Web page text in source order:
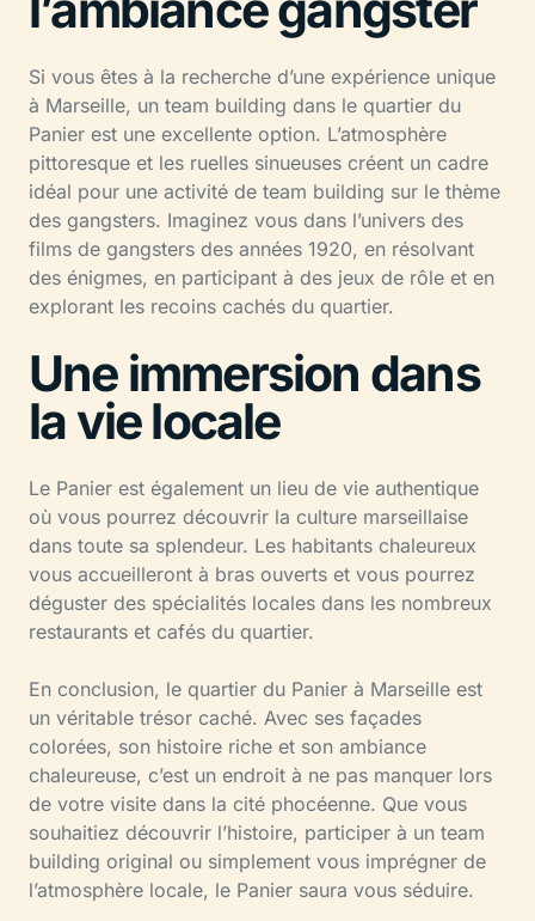
Si vous êtes à la recherche d’une expérience unique
à Marseille, un team building dans le quartier du
Panier est une excellente option. L’atmosphère
pittoresque et les ruelles sinueuses créent un cadre
idéal pour une activité de team building sur le thème
des gangsters. Imaginez vous dans l’univers des
films de gangsters des années 1920, en résolvant
des énigmes, en participant à des jeux de rôle et en
explorant les recoins cachés du quartier.
Une immersion dans
la vie locale
Le Panier est également un lieu de vie authentique
où vous pourrez découvrir la culture marseillaise
dans toute sa splendeur. Les habitants chaleureux
vous accueilleront à bras ouverts et vous pourrez
déguster des spécialités locales dans les nombreux
restaurants et cafés du quartier.
En conclusion, le quartier du Panier à Marseille est
un véritable trésor caché. Avec ses façades
colorées, son histoire riche et son ambiance
chaleureuse, c’est un endroit à ne pas manquer lors
de votre visite dans la cité phocéenne. Que vous
souhaitiez découvrir l’histoire, participer à un team
building original ou simplement vous imprégner de
l’atmosphère locale, le Panier saura vous séduire.